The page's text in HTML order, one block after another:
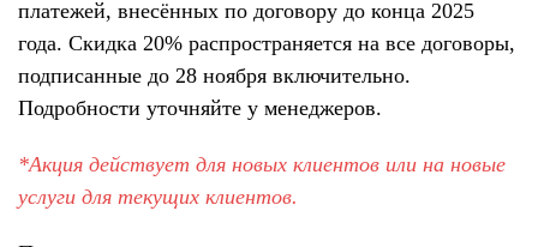
платежей, внесённых по договору до конца 2025
года. Скидка 20% распространяется на все договоры,
подписанные до 28 ноября включительно.
Подробности уточняйте у менеджеров.
*Акция действует для новых клиентов или на новые
услуги для текущих клиентов.